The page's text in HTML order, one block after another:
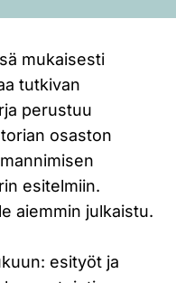
mukaisesti
tutkivan
perustuu
osaston
esitelmiin.
aiemmin julkaistu.
esityöt ja